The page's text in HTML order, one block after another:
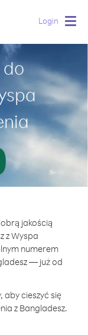
Login
do
jakością
z Wyspa
numerem
— już od
cieszyć się
z Bangladesz.